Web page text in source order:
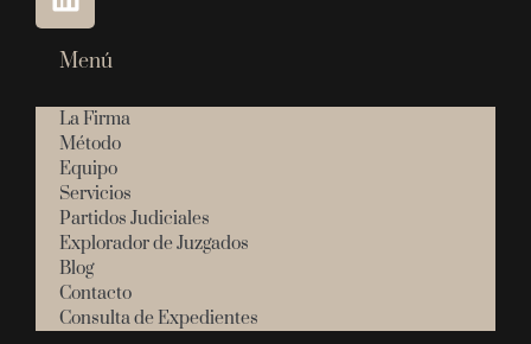
Menú
La Firma
Método
Equipo
Servicios
Partidos Judiciales
Explorador de Juzgados
Blog
Contacto
Consulta de Expedientes